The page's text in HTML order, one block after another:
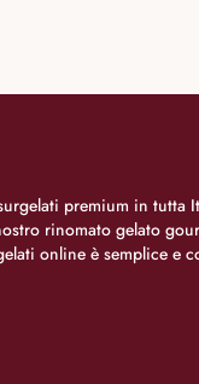
premium in tutta
rinomato gelato
online è semplice e